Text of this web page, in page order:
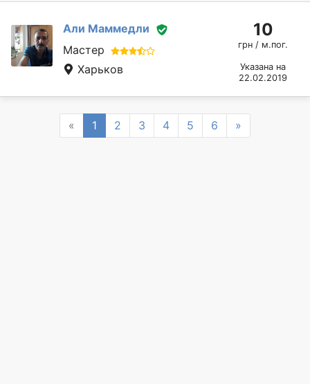
Али Маммедли
Мастер
Харьков
10
грн / м.пог.
Указана на
22.02.2019
« Previous
1 2 3 4 5 6 »